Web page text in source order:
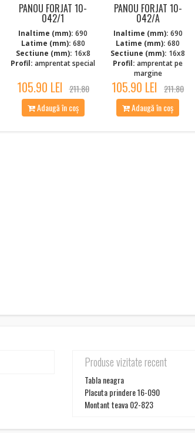
PANOU FORJAT 10-
042/1
Inaltime (mm): 690
Latime (mm): 680
Sectiune (mm): 16x8
Profil: amprentat special
105.90 LEI 211.80
Adaugă în coș
PANOU FORJAT 10-
042/A
Inaltime (mm): 690
Latime (mm): 680
Sectiune (mm): 16x8
Profil: amprentat pe
margine
105.90 LEI 211.80
Adaugă în coș
Produse vizitate recent
Tabla neagra
Placuta prindere 16-090
Montant teava 02-823